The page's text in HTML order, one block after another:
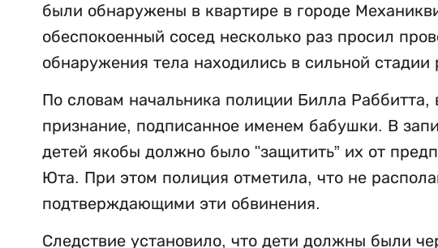
были обнаружены в квартире в городе
обеспокоенный сосед несколько раз просил
обнаружения тела находились в сильной стадии
По словам начальника полиции Билла
признание, подписанное именем бабушки. В
детей якобы должно было "защитить” их от
Юта. При этом полиция отметила, что не
подтверждающими эти обвинения.
Следствие установило, что дети должны были